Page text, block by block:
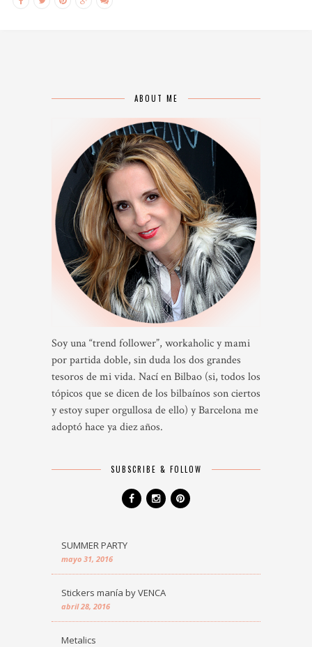
ABOUT ME
Soy una “trend follower”, workaholic y mami
por partida doble, sin duda los dos grandes
tesoros de mi vida. Nací en Bilbao (si, todos los
tópicos que se dicen de los bilbaínos son ciertos
y estoy super orgullosa de ello) y Barcelona me
adoptó hace ya diez años.
SUBSCRIBE & FOLLOW
SUMMER PARTY
mayo 31, 2016
Stickers manía by VENCA
abril 28, 2016
Metalics